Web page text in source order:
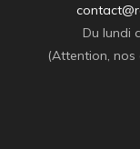
Du lundi
(Attention,